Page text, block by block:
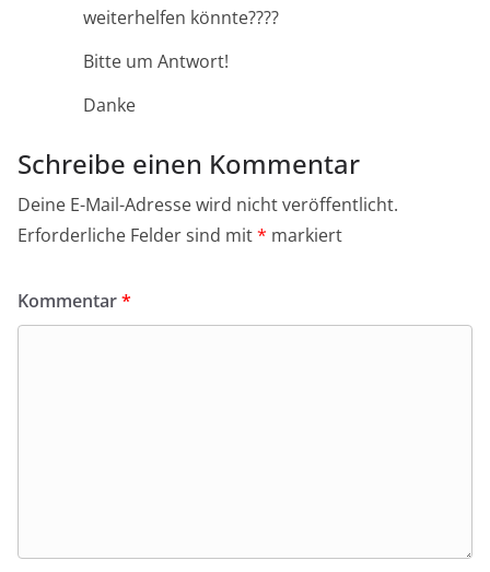
weiterhelfen könnte????
Bitte um Antwort!
Danke
Schreibe einen Kommentar
Deine E-Mail-Adresse wird nicht veröffentlicht.
Erforderliche Felder sind mit* markiert
Kommentar*